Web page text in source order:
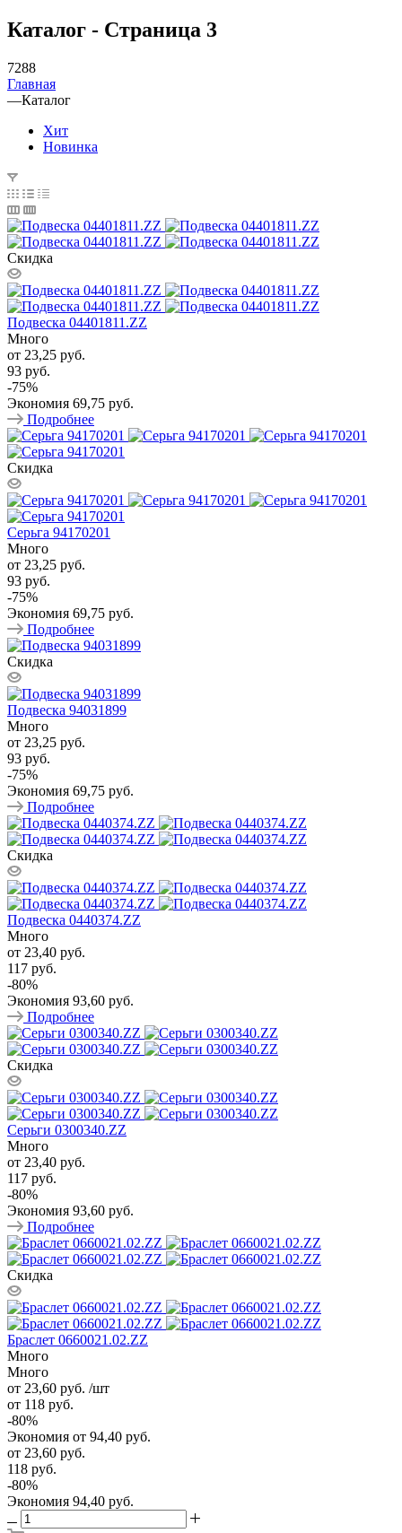
Каталог - Страница 3
7288
Главная
—Каталог
Хит
Новинка
Скидка
Подвеска 04401811.ZZ
Много
от 23,25 руб.
93 руб.
-75%
Экономия 69,75 руб.
Подробнее
Скидка
Серьга 94170201
Много
от 23,25 руб.
93 руб.
-75%
Экономия 69,75 руб.
Подробнее
Скидка
Подвеска 94031899
Много
от 23,25 руб.
93 руб.
-75%
Экономия 69,75 руб.
Подробнее
Скидка
Подвеска 0440374.ZZ
Много
от 23,40 руб.
117 руб.
-80%
Экономия 93,60 руб.
Подробнее
Скидка
Серьги 0300340.ZZ
Много
от 23,40 руб.
117 руб.
-80%
Экономия 93,60 руб.
Подробнее
Скидка
Браслет 0660021.02.ZZ
Много
Много
от 23,60 руб. /шт
от 118 руб.
-80%
Экономия от 94,40 руб.
от 23,60 руб.
118 руб.
-80%
Экономия 94,40 руб.